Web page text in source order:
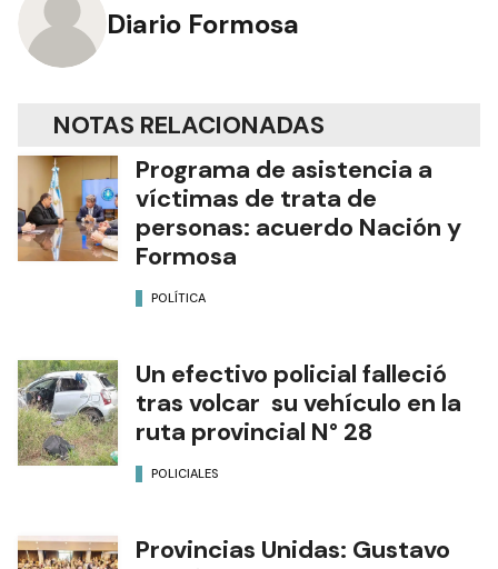
Diario Formosa
NOTAS RELACIONADAS
Programa de asistencia a
víctimas de trata de
personas: acuerdo Nación y
Formosa
POLÍTICA
Un efectivo policial falleció
tras volcar su vehículo en la
ruta provincial N° 28
POLICIALES
Provincias Unidas: Gustavo